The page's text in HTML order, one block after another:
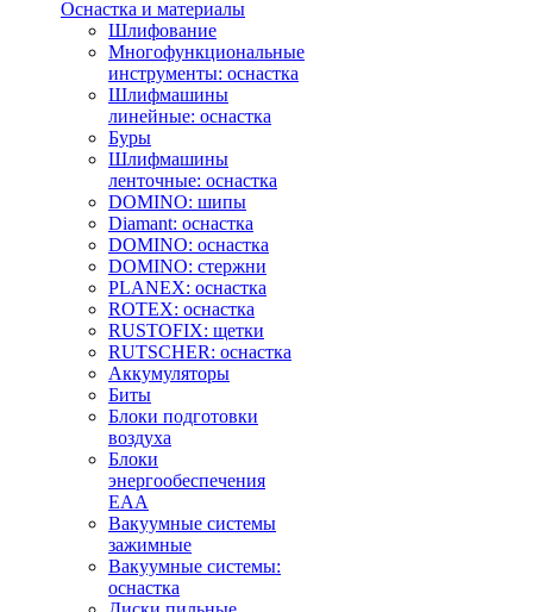
Оснастка и материалы
Шлифование
Многофункциональные
инструменты: оснастка
Шлифмашины
линейные: оснастка
Буры
Шлифмашины
ленточные: оснастка
DOMINO: шипы
Diamant: оснастка
DOMINO: оснастка
DOMINO: стержни
PLANEX: оснастка
ROTEX: оснастка
RUSTOFIX: щетки
RUTSCHER: оснастка
Аккумуляторы
Биты
Блоки подготовки
воздуха
Блоки
энергообеспечения
EAA
Вакуумные системы
зажимные
Вакуумные системы:
оснастка